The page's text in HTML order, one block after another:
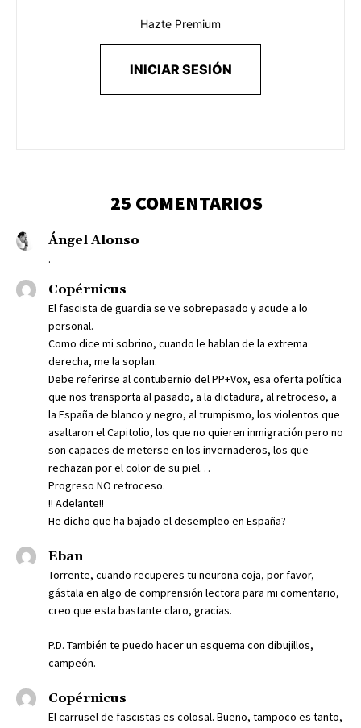
Hazte Premium
INICIAR SESIÓN
25 COMENTARIOS
Ángel Alonso
.
Copérnicus
El fascista de guardia se ve sobrepasado y acude a lo
personal.
Como dice mi sobrino, cuando le hablan de la extrema
derecha, me la soplan.
Debe referirse al contubernio del PP+Vox, esa oferta política
que nos transporta al pasado, a la dictadura, al retroceso, a
la España de blanco y negro, al trumpismo, los violentos que
asaltaron el Capitolio, los que no quieren inmigración pero no
son capaces de meterse en los invernaderos, los que
rechazan por el color de su piel…
Progreso NO retroceso.
!! Adelante!!
He dicho que ha bajado el desempleo en España?
Eban
Torrente, cuando recuperes tu neurona coja, por favor,
gástala en algo de comprensión lectora para mi comentario,
creo que esta bastante claro, gracias.
P.D. También te puedo hacer un esquema con dibujillos,
campeón.
Copérnicus
El carrusel de fascistas es colosal. Bueno, tampoco es tanto,